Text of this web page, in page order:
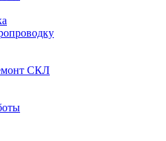
СКЛ